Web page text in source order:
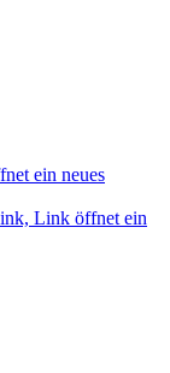
ein neues
Link öffnet ein